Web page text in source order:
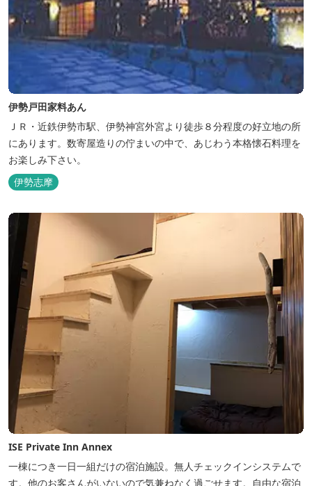
伊勢戸田家料あん
ＪＲ・近鉄伊勢市駅、伊勢神宮外宮より徒歩８分程度の好立地の所
にあります。数寄屋造りの佇まいの中で、あじわう本格懐石料理を
お楽しみ下さい。
伊勢志摩
ISE Private Inn Annex
一棟につき一日一組だけの宿泊施設。無人チェックインシステムで
す。他のお客さんがいないので気兼ねなく過ごせます。自由な宿泊